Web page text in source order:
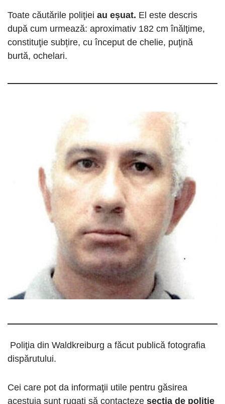
Toate căutările poliţiei au eșuat. El este descris
după cum urmează: aproximativ 182 cm înălţime,
constituţie subțire, cu început de chelie, puţină
burtă, ochelari.
Poliţia din Waldkreiburg a făcut publică fotografia
dispărutului.
Cei care pot da informaţii utile pentru găsirea
acestuia sunt rugaţi să contacteze secția de poliție